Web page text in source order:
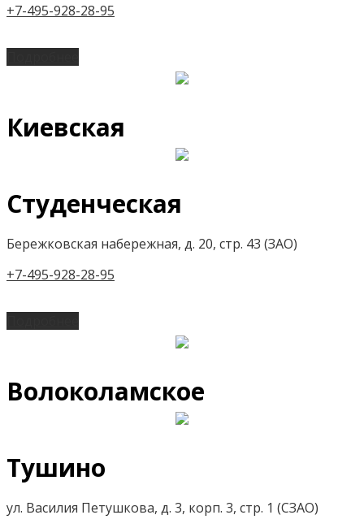
+7-495-928-28-95
Киевская
Студенческая
Бережковская набережная, д. 20, стр. 43 (ЗАО)
+7-495-928-28-95
Волоколамское
Тушино
ул. Василия Петушкова, д. 3, корп. 3, стр. 1 (СЗАО)